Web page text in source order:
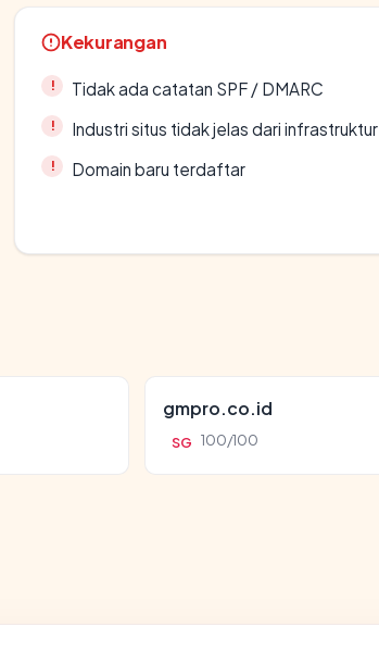
Kekurangan
Tidak ada catatan SPF / DMARC
Industri situs tidak jelas dari infrastruktur
Domain baru terdaftar
gmpro.co.id
SG 100/100